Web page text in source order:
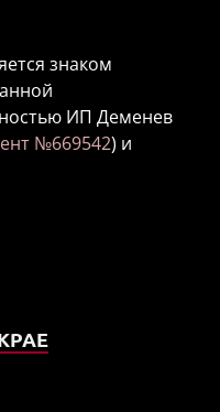
знаком
ИП Деменев
№669542) и